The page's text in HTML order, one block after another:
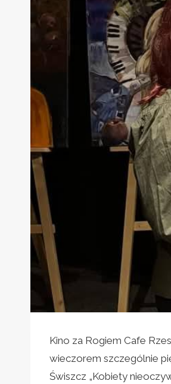
Kino za Rogiem Cafe
wieczorem szczególnie
Świszcz „Kobiety